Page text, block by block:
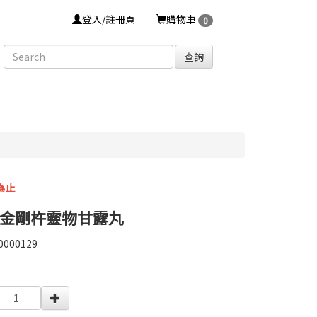
登入/註冊頁 購物車 0
查詢
止
剛杵靈物甘露丸